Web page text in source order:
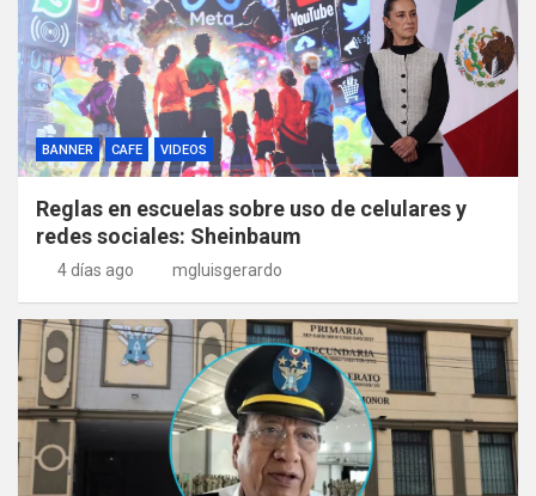
BANNER CAFE VIDEOS
Reglas en escuelas sobre uso de celulares y
redes sociales: Sheinbaum
4 días ago mgluisgerardo